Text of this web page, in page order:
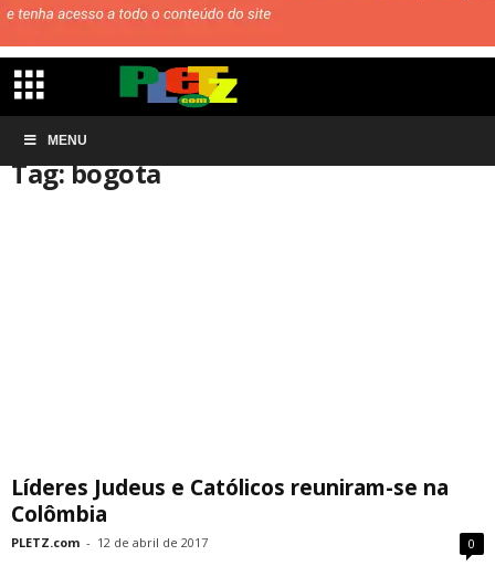
MENU
Início Tags
Tag: bogota
Líderes Judeus e Católicos reuniram-se na
Colômbia
PLETZ.com - 12 de abril de 2017 0